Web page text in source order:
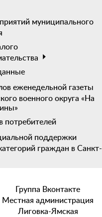
муниципального
еженедельной газеты
военного округа «На
потребителей
поддержки
граждан в Санкт-
Группа Вконтакте
Местная администрация
Лиговка-Ямская